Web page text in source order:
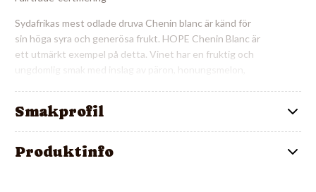
Sydafrikas mest odlade druva Chenin blanc är känd för
sin höga syra och generösa frukt. HOPE Chenin Blanc är
ett utmärkt exempel på detta. Vinet har en fruktig och
ungdomlig smak med inslag av päron, honungsmelon,
Hope Chenin Blanc passar perfekt till rätter av fisk och
fänkål och brynt hasselnötssmör.
Smakprofil
Produktinfo